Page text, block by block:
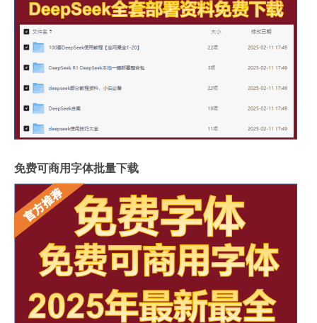
免费可商用字体批量下载